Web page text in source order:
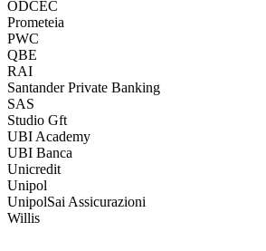
ODCEC
Prometeia
PWC
QBE
RAI
Santander Private Banking
SAS
Studio Gft
UBI Academy
UBI Banca
Unicredit
Unipol
UnipolSai Assicurazioni
Willis